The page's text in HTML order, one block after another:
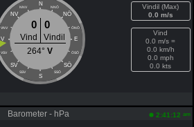
N
NNV NNÖ
NV NÖ
VNV ÖNÖ
V E
VSV ÖSÖ
SV SÖ
SSV SSÖ
S
0 0
Vind
Vindil
264°V
Vindil (Max)
0.0 m/s
Vind
0.0 m/s =
0.0 km/h
0.0 mph
0.0 kts
Barometer - hPa 2:41:12 am